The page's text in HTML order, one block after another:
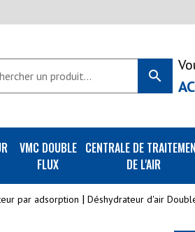
search
VMC DOUBLE
FLUX
CENTRALE DE
DE L'AIR
par adsorption Déshydrateur d'air